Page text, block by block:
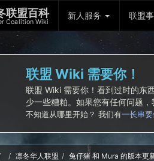
联盟百科
Coalition Wiki
新人服务 联盟
联盟 Wiki 需要你！
联盟 Wiki 需要你！看到过时的东
少一些糟粕。如果您有任何问题
不知道从哪里开始？ 我们有一长串
Home凛冬华人联盟 兔仔猪 和 Mura 的版本更